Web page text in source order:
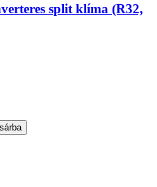
split klíma (R32,